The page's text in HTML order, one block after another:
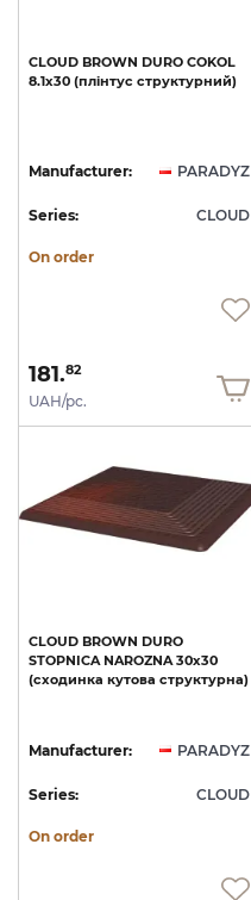
CLOUD BROWN DURO COKOL
8.1х30 (плінтус структурний)
Manufacturer: PARADYZ
Series: CLOUD
On order
181.82
UAH/pc.
CLOUD BROWN DURO
STOPNICA NAROZNA 30х30
(сходинка кутова структурна)
Manufacturer: PARADYZ
Series: CLOUD
On order